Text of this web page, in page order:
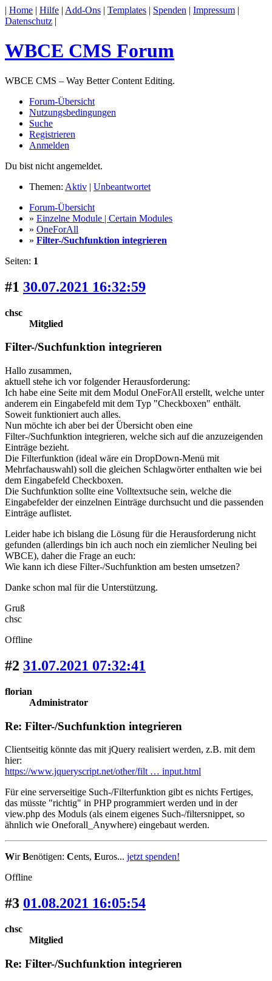
| Home | Hilfe | Add-Ons | Templates | Spenden | Impressum |
Datenschutz |
WBCE CMS Forum
WBCE CMS – Way Better Content Editing.
Forum-Übersicht
Nutzungsbedingungen
Suche
Registrieren
Anmelden
Du bist nicht angemeldet.
Themen: Aktiv | Unbeantwortet
Forum-Übersicht
» Einzelne Module | Certain Modules
» OneForAll
» Filter-/Suchfunktion integrieren
Seiten: 1
#1 30.07.2021 16:32:59
chsc
Mitglied
Filter-/Suchfunktion integrieren
Hallo zusammen,
aktuell stehe ich vor folgender Herausforderung:
Ich habe eine Seite mit dem Modul OneForAll erstellt, welche unter
anderem ein Eingabefeld mit dem Typ "Checkboxen" enthält.
Soweit funktioniert auch alles.
Nun möchte ich aber bei der Übersicht oben eine
Filter-/Suchfunktion integrieren, welche sich auf die anzuzeigenden
Einträge bezieht.
Die Filterfunktion (ideal wäre ein DropDown-Menü mit
Mehrfachauswahl) soll die gleichen Schlagwörter enthalten wie bei
dem Eingabefeld Checkboxen.
Die Suchfunktion sollte eine Volltextsuche sein, welche die
Eingabefelder der einzelnen Einträge durchsucht und die passenden
Einträge auflistet.
Leider habe ich bislang die Lösung für die Herausforderung nicht
gefunden (allerdings bin ich auch noch ein ziemlicher Neuling bei
WBCE), daher die Frage an euch:
Wie kann ich diese Filter-/Suchfunktion am besten umsetzen?
Danke schon mal für die Unterstützung.
Gruß
chsc
Offline
#2 31.07.2021 07:32:41
florian
Administrator
Re: Filter-/Suchfunktion integrieren
Clientseitig könnte das mit jQuery realisiert werden, z.B. mit dem
hier:
https://www.jqueryscript.net/other/filt … input.html
Für eine serverseitige Such-/Filterfunktion gibt es nichts Fertiges,
das müsste "richtig" in PHP programmiert werden und in der
view.php des Moduls (als einem eigenes Such-/filtersnippet, so
ähnlich wie Oneforall_Anywhere) eingebaut werden.
WirBenötigen: Cents, Euros... jetzt spenden!
Offline
#3 01.08.2021 16:05:54
chsc
Mitglied
Re: Filter-/Suchfunktion integrieren